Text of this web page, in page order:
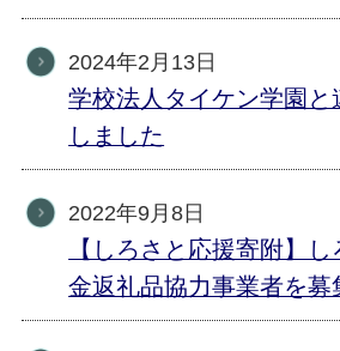
2024年2月13日
学校法人タイケン学園と
しました
2022年9月8日
【しろさと応援寄附】
金返礼品協力事業者を募